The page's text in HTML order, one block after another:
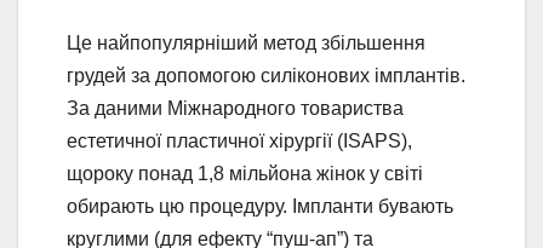
Це найпопулярніший метод збільшення
грудей за допомогою силіконових імплантів.
За даними Міжнародного товариства
естетичної пластичної хірургії (ISAPS),
щороку понад 1,8 мільйона жінок у світі
обирають цю процедуру. Імпланти бувають
круглими (для ефекту “пуш-ап”) та